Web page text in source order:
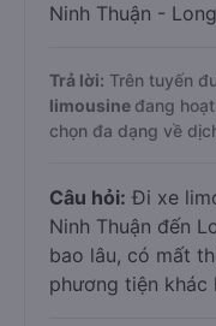
Ninh Thuận -
Trả lời: Trên tuyến
limousine đang
chọn đa dạng về
Câu hỏi: Đi xe
Ninh Thuận đến
bao lâu, có mất
phương tiện khác